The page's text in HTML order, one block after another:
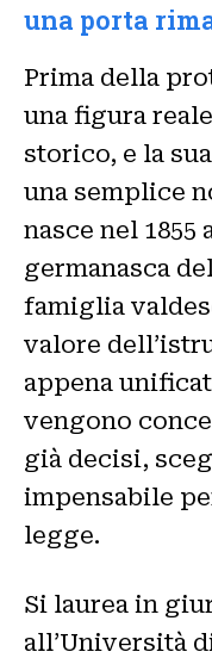
una porta
Prima della
una figura
storico, e la
una semplice
nasce nel 1855
germanasca
famiglia
valore
appena
vengono
già decisi,
impensabile
legge.
Si laurea in
all’Università